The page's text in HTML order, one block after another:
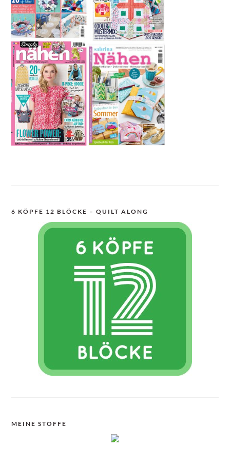
6 KÖPFE 12 BLÖCKE – QUILT ALONG
MEINE STOFFE